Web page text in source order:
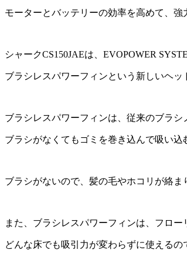
モーターとバッテリーの効率を高めて、強
シャークCS150JAEは、EVOPOWER
ブラシレスパワーフィンという新しいヘッ
ブラシレスパワーフィンは、従来のブラシ
ブラシがなくてもゴミを巻き込んで吸い込
ブラシがないので、髪の毛やホコリが絡ま
また、ブラシレスパワーフィンは、フロー
どんな床でも吸引力が変わらずに使える